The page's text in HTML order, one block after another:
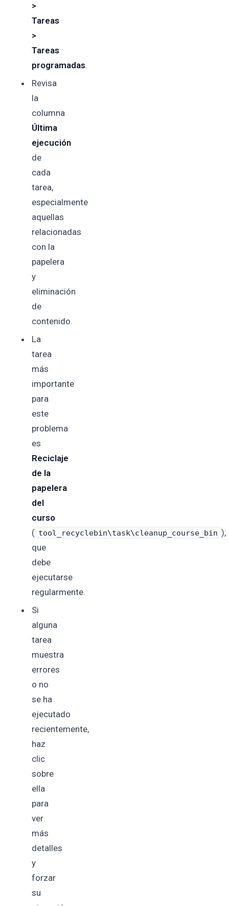
>
Tareas
>
Tareas
programadas.
Revisa
la
columna
Última
ejecución
de
cada
tarea,
especialmente
aquellas
relacionadas
con la
papelera
y
eliminación
de
contenido.
La
tarea
más
importante
para
este
problema
es
Reciclaje
de la
papelera
del
curso
( tool_recyclebin\task\cleanup_course_bin ),
que
debe
ejecutarse
regularmente.
Si
alguna
tarea
muestra
errores
o no
se ha
ejecutado
recientemente,
haz
clic
sobre
ella
para
ver
más
detalles
y
forzar
su